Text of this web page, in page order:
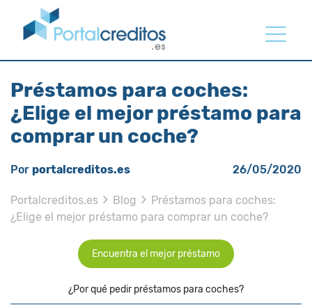
Préstamos para coches:
¿Elige el mejor préstamo para
comprar un coche?
Por portalcreditos.es 26/05/2020
Portalcreditos.es Blog
Préstamos para coches:
¿Elige el mejor préstamo para comprar un coche?
Encuentra el mejor préstamo
¿Por qué pedir préstamos para coches?